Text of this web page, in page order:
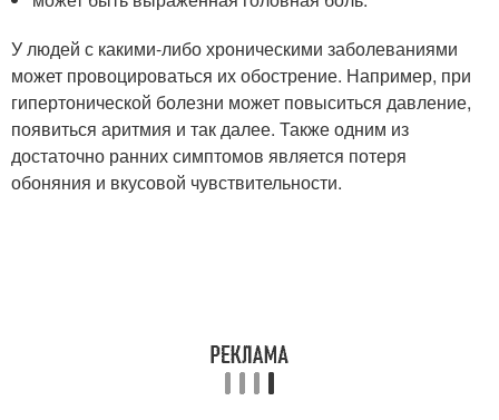
У людей с какими-либо хроническими заболеваниями
может провоцироваться их обострение. Например, при
гипертонической болезни может повыситься давление,
появиться аритмия и так далее. Также одним из
достаточно ранних симптомов является потеря
обоняния и вкусовой чувствительности.